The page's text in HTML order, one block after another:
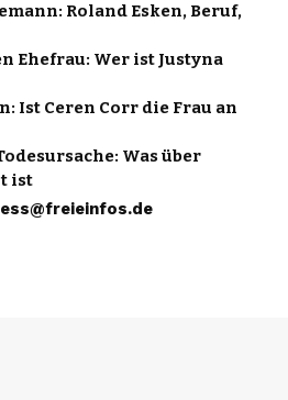
Roland Esken, Beruf,
Ehefrau: Wer ist Justyna
Ist Ceren Corr die Frau an
Was über
ist